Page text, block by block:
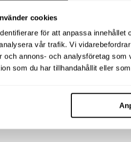
cookies
för att anpassa
vår trafik. Vi
och annons- och analysföretag
som du har tillhandahållit eller